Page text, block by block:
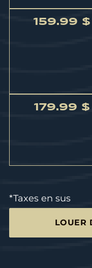
159.99 $
179.99 $
*Taxes en sus
LOUER